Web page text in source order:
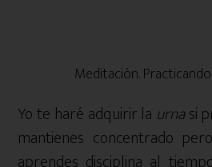
Meditación.
Yo te haré adquirir la urnasi
mantienes concentrado